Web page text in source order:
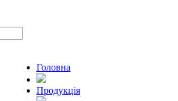
Головна
Продукцiя